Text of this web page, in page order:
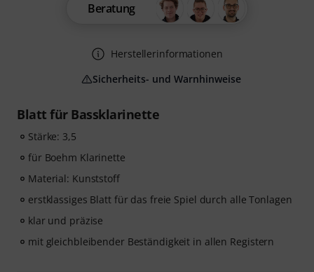
Blatt für Bassklarinette
Stärke: 3,5
für Boehm Klarinette
Material: Kunststoff
erstklassiges Blatt für das freie Spiel durch alle Tonlagen
klar und präzise
mit gleichbleibender Beständigkeit in allen Registern
Beratung
Herstellerinformationen
Sicherheits- und Warnhinweise